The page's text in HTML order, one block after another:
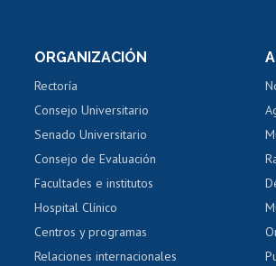
Perfeccionamiento
Evaluación docente
Calificación académica
Postulación al AUCAI
Tarjeta TUI
ORGANIZACIÓN
Rectoría
Consejo Universitario
Senado Universitario
Consejo de Evaluación
Facultades e institutos
Hospital Clínico
Centros y programas
Relaciones internacionales